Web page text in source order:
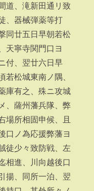
道、滝新田通リ致
、器械弾薬等打
同廿五日早朝若松
天寧寺関門口ヨ
付、翌廿六日早
松城東南ノ隅、
庫有之、殊ニ攻城
、薩州藩兵隊、弊
場所相固申候、且
口ノ為応援弊藩ヨ
徒少々致防戦、左
相進、川向越後口
揚、同所一泊、翌